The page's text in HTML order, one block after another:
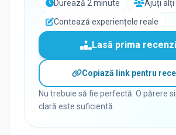
Durează 2 minute
Ajuți alți
Contează experiențele reale
Lasă prima
Copiază link pentru
Nu trebuie să fie perfectă. O părere
clară este suficientă.